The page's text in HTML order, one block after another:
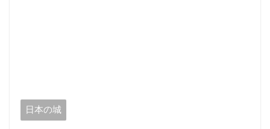
日本の城